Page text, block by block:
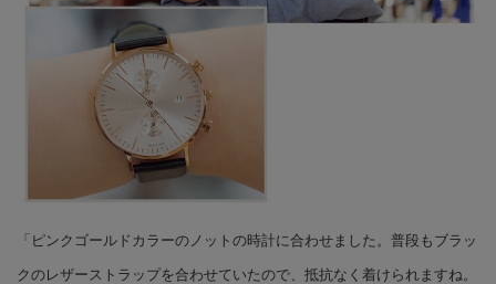
「ピンクゴールドカラーのノットの時計に合わせました。普段もブラッ
クのレザーストラップを合わせていたので、抵抗なく着けられますね。